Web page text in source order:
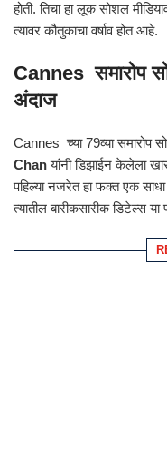
होती. तिचा हा लूक सोशल
त्यावर कौतुकाचा वर्षाव होत आहे.
Cannes समारोप
अंदाज
Cannes च्या 79व्या समारोप
Chanयांनी डिझाईन केलेला
पहिल्या नजरेत हा फक्त एक
त्यातील बारीकसारीक डिटेल्स या